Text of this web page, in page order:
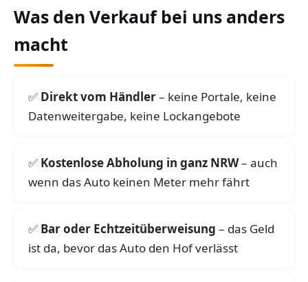
Was den Verkauf bei uns anders
macht
Direkt vom Händler– keine Portale, keine
Datenweitergabe, keine Lockangebote
Kostenlose Abholung in ganz NRW– auch
wenn das Auto keinen Meter mehr fährt
Bar oder Echtzeitüberweisung – das Geld
ist da, bevor das Auto den Hof verlässt